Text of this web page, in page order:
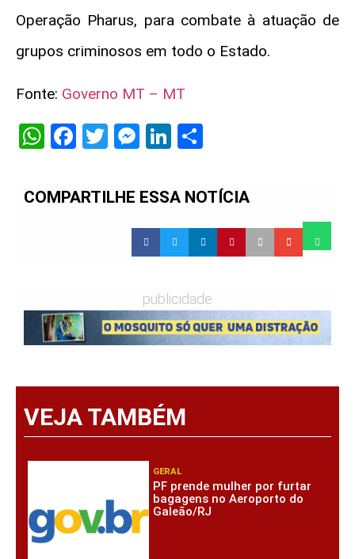
Operação Pharus, para combate à atuação de
grupos criminosos em todo o Estado.
Fonte: Governo MT – MT
WhatsApp
Facebook
Twitter
Messenger
LinkedIn
COMPARTILHE ESSA NOTÍCIA
publicidade
VEJA TAMBÉM
GERAL
PF prende mulher por furtar
bagagens no Aeroporto do
Galeão/RJ